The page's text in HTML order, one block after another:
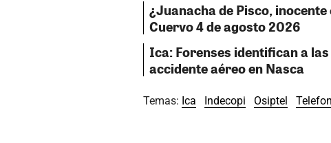
¿Juanacha de Pisco, inocente
Cuervo 4 de agosto 2026
Ica: Forenses identifican a
accidente aéreo en Nasca
Temas: Ica Indecopi Osiptel